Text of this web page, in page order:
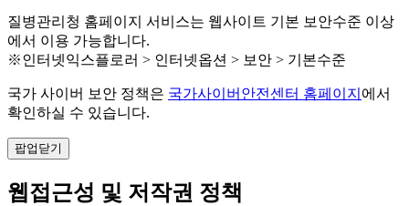
질병관리청 홈페이지 서비스는 웹사이트 기본 보안수준 이상
에서 이용 가능합니다.
※인터넷익스플로러 > 인터넷옵션 > 보안 > 기본수준
국가 사이버 보안 정책은 국가사이버안전센터 홈페이지 에서
확인하실 수 있습니다.
팝업닫기
웹접근성 및 저작권 정책